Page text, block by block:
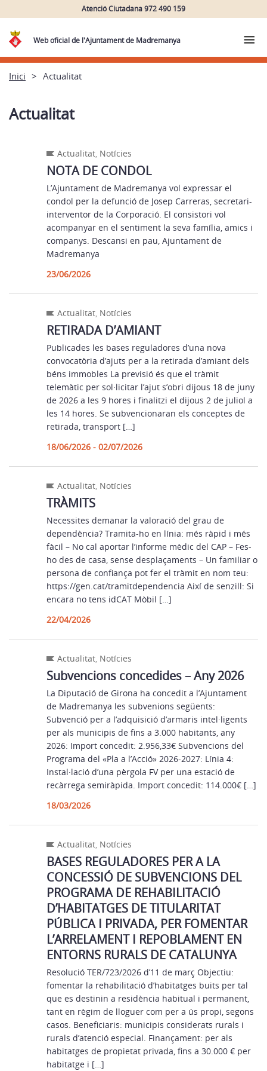
Atenció Ciutadana 972 490 159
Web oficial de l'Ajuntament de Madremanya
Inici Actualitat
Actualitat
Actualitat, Notícies
NOTA DE CONDOL
L’Ajuntament de Madremanya vol expressar el
condol per la defunció de Josep Carreras, secretari-
interventor de la Corporació. El consistori vol
acompanyar en el sentiment la seva família, amics i
companys. Descansi en pau, Ajuntament de
Madremanya
23/06/2026
Actualitat, Notícies
RETIRADA D’AMIANT
Publicades les bases reguladores d’una nova
convocatòria d’ajuts per a la retirada d’amiant dels
béns immobles La previsió és que el tràmit
telemàtic per sol·licitar l’ajut s’obri dijous 18 de juny
de 2026 a les 9 hores i finalitzi el dijous 2 de juliol a
les 14 hores. Se subvencionaran els conceptes de
retirada, transport […]
18/06/2026 - 02/07/2026
Actualitat, Notícies
TRÀMITS
Necessites demanar la valoració del grau de
dependència? Tramita-ho en línia: més ràpid i més
fàcil – No cal aportar l’informe mèdic del CAP – Fes-
ho des de casa, sense desplaçaments – Un familiar o
persona de confiança pot fer el tràmit en nom teu:
https://gen.cat/tramitdependencia Així de senzill: Si
encara no tens idCAT Mòbil […]
22/04/2026
Actualitat, Notícies
Subvencions concedides – Any 2026
La Diputació de Girona ha concedit a l’Ajuntament
de Madremanya les subvenions següents:
Subvenció per a l’adquisició d’armaris intel·ligents
per als municipis de fins a 3.000 habitants, any
2026: Import concedit: 2.956,33€ Subvencions del
Programa del «Pla a l’Acció» 2026-2027: Línia 4:
Instal·lació d’una pèrgola FV per una estació de
recàrrega semiràpida. Import concedit: 114.000€ […]
18/03/2026
Actualitat, Notícies
BASES REGULADORES PER A LA
CONCESSIÓ DE SUBVENCIONS DEL
PROGRAMA DE REHABILITACIÓ
D’HABITATGES DE TITULARITAT
PÚBLICA I PRIVADA, PER FOMENTAR
L’ARRELAMENT I REPOBLAMENT EN
ENTORNS RURALS DE CATALUNYA
Resolució TER/723/2026 d’11 de març Objectiu:
fomentar la rehabilitació d’habitatges buits per tal
que es destinin a residència habitual i permanent,
tant en règim de lloguer com per a ús propi, segons
casos. Beneficiaris: municipis considerats rurals i
rurals d’atenció especial. Finançament: per als
habitatges de propietat privada, fins a 30.000 € per
habitatge i […]